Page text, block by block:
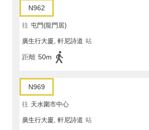
N962
往 屯門(龍門居)
廣生行大廈, 軒尼詩道 站
距離 50m
N969
往 天水圍市中心
廣生行大廈, 軒尼詩道 站